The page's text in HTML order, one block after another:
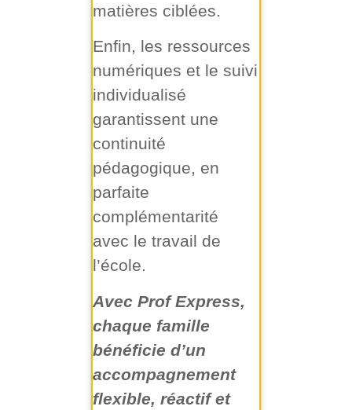
matières ciblées.
Enfin, les ressources
numériques et le suivi
individualisé
garantissent une
continuité
pédagogique, en
parfaite
complémentarité
avec le travail de
l’école.
Avec Prof Express,
chaque famille
bénéficie d’un
accompagnement
flexible, réactif et